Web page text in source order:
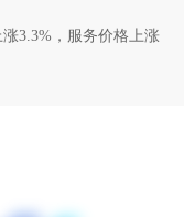
3.3%，服务价格上涨